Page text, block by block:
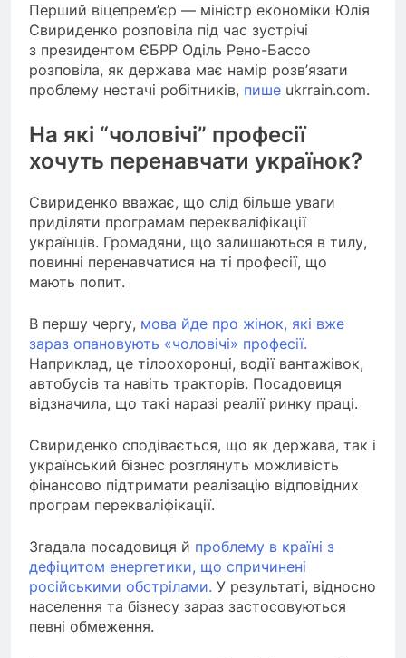
Перший віцепрем’єр — міністр економіки Юлія
Свириденко розповіла під час зустрічі
з президентом ЄБРР Оділь Рено-Бассо
розповіла, як держава має намір розв’язати
проблему нестачі робітників, пише ukrrain.com.
На які “чоловічі” професії
хочуть перенавчати українок?
Свириденко вважає, що слід більше уваги
приділяти програмам перекваліфікації
українців. Громадяни, що залишаються в тилу,
повинні перенавчатися на ті професії, що
мають попит.
В першу чергу, мова йде про жінок, які вже
зараз опановують «чоловічі» професії.
Наприклад, це тілоохоронці, водії вантажівок,
автобусів та навіть тракторів. Посадовиця
відзначила, що такі наразі реалії ринку праці.
Свириденко сподівається, що як держава, так і
український бізнес розглянуть можливість
фінансово підтримати реалізацію відповідних
програм перекваліфікації.
Згадала посадовиця й проблему в країні з
дефіцитом енергетики, що спричинені
російськими обстрілами. У результаті, відносно
населення та бізнесу зараз застосовуються
певні обмеження.